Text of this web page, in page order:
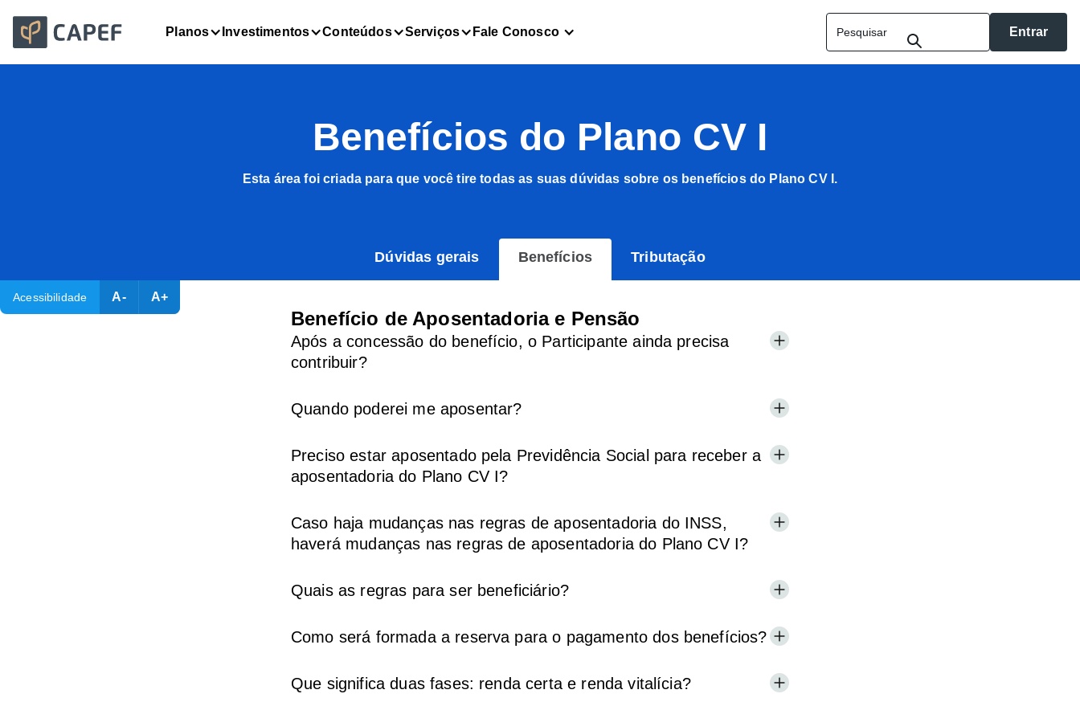
Planos Investimentos Conteúdos Serviços Fale Conosco Entrar
Benefícios do Plano CV I
Esta área foi criada para que você tire todas as suas dúvidas sobre os benefícios do Plano CV I.
Dúvidas gerais Benefícios Tributação
Acessibilidade A- A+
Benefício de Aposentadoria e Pensão
Após a concessão do benefício, o Participante ainda precisa
contribuir?
Quando poderei me aposentar?
Preciso estar aposentado pela Previdência Social para receber a
aposentadoria do Plano CV I?
Caso haja mudanças nas regras de aposentadoria do INSS,
haverá mudanças nas regras de aposentadoria do Plano CV I?
Quais as regras para ser beneficiário?
Como será formada a reserva para o pagamento dos benefícios?
Que significa duas fases: renda certa e renda vitalícia?